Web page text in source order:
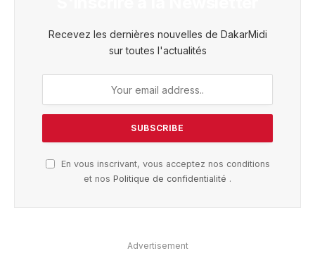
Recevez les dernières nouvelles de DakarMidi
sur toutes l'actualités
En vous inscrivant, vous acceptez nos conditions
et nos Politique de confidentialité .
Advertisement